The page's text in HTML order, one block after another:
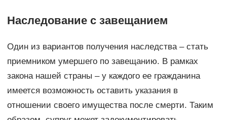
Наследование с завещанием
Один из вариантов получения наследства – стать
приемником умершего по завещанию. В рамках
закона нашей страны – у каждого ее гражданина
имеется возможность оставить указания в
отношении своего имущества после смерти. Таким